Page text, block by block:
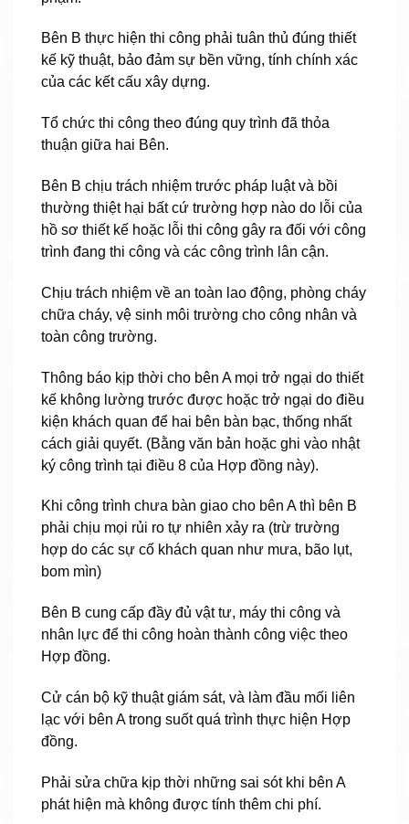
Bên B thực hiện thi công phải tuân thủ đúng thiết
kế kỹ thuật, bảo đảm sự bền vững, tính chính xác
của các kết cấu xây dựng.
Tổ chức thi công theo đúng quy trình đã thỏa
thuận giữa hai Bên.
Bên B chịu trách nhiệm trước pháp luật và bồi
thường thiệt hại bất cứ trường hợp nào do lỗi của
hồ sơ thiết kế hoặc lỗi thi công gây ra đối với công
trình đang thi công và các công trình lân cận.
Chịu trách nhiệm về an toàn lao động, phòng cháy
chữa cháy, vệ sinh môi trường cho công nhân và
toàn công trường.
Thông báo kịp thời cho bên A mọi trở ngại do thiết
kế không lường trước được hoặc trở ngại do điều
kiện khách quan để hai bên bàn bạc, thống nhất
cách giải quyết. (Bằng văn bản hoặc ghi vào nhật
ký công trình tại điều 8 của Hợp đồng này).
Khi công trình chưa bàn giao cho bên A thì bên B
phải chịu mọi rủi ro tự nhiên xảy ra (trừ trường
hợp do các sự cố khách quan như mưa, bão lụt,
bom mìn)
Bên B cung cấp đầy đủ vật tư, máy thi công và
nhân lực để thi công hoàn thành công việc theo
Hợp đồng.
Cử cán bộ kỹ thuật giám sát, và làm đầu mối liên
lạc với bên A trong suốt quá trình thực hiện Hợp
đồng.
Phải sửa chữa kịp thời những sai sót khi bên A
phát hiện mà không được tính thêm chi phí.